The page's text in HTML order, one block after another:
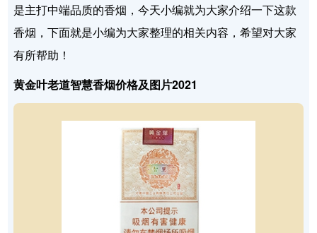
是主打中端品质的香烟，今天小编就为大家介绍一下这款
香烟，下面就是小编为大家整理的相关内容，希望对大家
有所帮助！
黄金叶老道智慧香烟价格及图片2021